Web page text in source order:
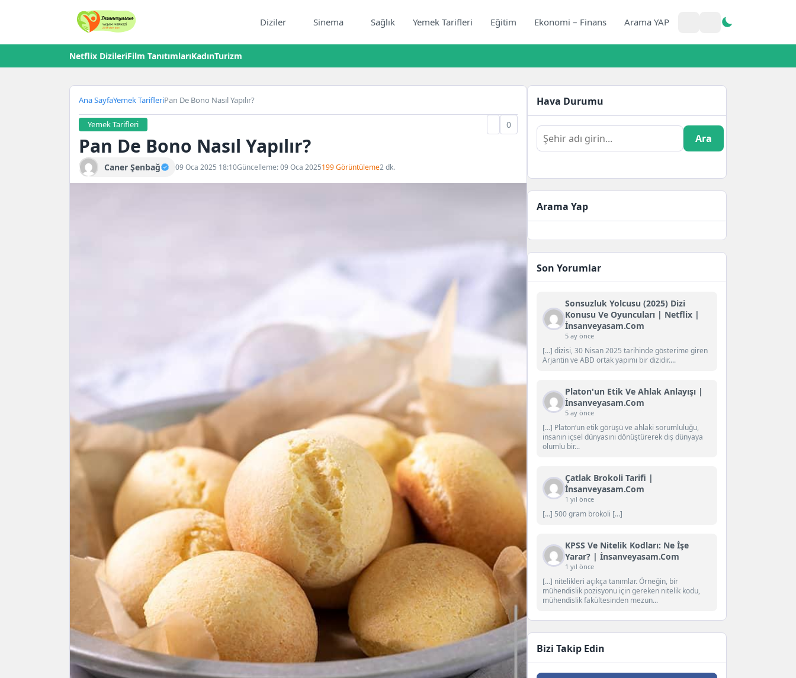
Diziler Sinema Sağlık Yemek Tarifleri Eğitim Ekonomi – Finans Arama YAP
Netflix DizileriFilm TanıtımlarıKadınTurizm
Ana SayfaYemek TarifleriPan De Bono Nasıl Yapılır?
Yemek Tarifleri 0
Pan De Bono Nasıl Yapılır?
Caner Şenbağ 09 Oca 2025 18:10Güncelleme: 09 Oca 2025199 Görüntüleme2 dk.
Hava Durumu
Ara
Arama Yap
Son Yorumlar
Sonsuzluk Yolcusu (2025) Dizi
Konusu Ve Oyuncuları | Netflix |
İnsanveyasam.com
5 ay önce
[…] dizisi, 30 Nisan 2025 tarihinde gösterime giren
Arjantin ve ABD ortak yapımı bir dizidir....
Platon'un Etik Ve Ahlak Anlayışı |
İnsanveyasam.com
5 ay önce
[…] Platon‘un etik görüşü ve ahlaki sorumluluğu,
insanın içsel dünyasını dönüştürerek dış dünyaya
olumlu bir...
Çatlak Brokoli Tarifi |
İnsanveyasam.com
1 yıl önce
[…] 500 gram brokoli […]
KPSS Ve Nitelik Kodları: Ne İşe
Yarar? | İnsanveyasam.com
1 yıl önce
[…] nitelikleri açıkça tanımlar. Örneğin, bir
mühendislik pozisyonu için gereken nitelik kodu,
mühendislik fakültesinden mezun...
Bizi Takip Edin